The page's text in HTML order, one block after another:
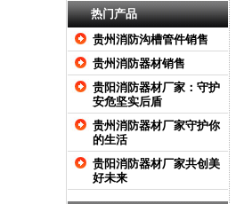
热门产品
贵州消防沟槽管件销售
贵州消防器材销售
贵阳消防器材厂家：守护
安危坚实后盾
贵州消防器材厂家守护你
的生活
贵阳消防器材厂家共创美
好未来